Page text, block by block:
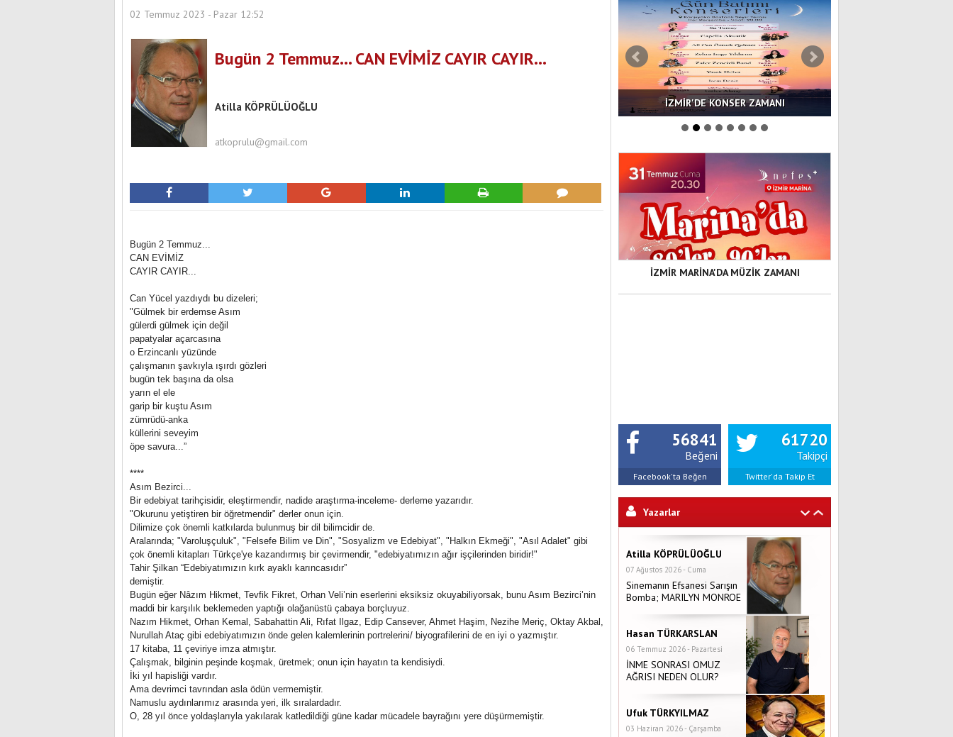
02 Temmuz 2023 - Pazar 12:52
Bugün 2 Temmuz... CAN EVİMİZ CAYIR CAYIR...
Atilla KÖPRÜLÜOĞLU
atkoprulu@gmail.com
Bugün 2 Temmuz...
CAN EVİMİZ
CAYIR CAYIR...
Can Yücel yazdıydı bu dizeleri;
"Gülmek bir erdemse Asım
gülerdi gülmek için değil
papatyalar açarcasına
o Erzincanlı yüzünde
çalışmanın şavkıyla ışırdı gözleri
bugün tek başına da olsa
yarın el ele
garip bir kuştu Asım
zümrüdü-anka
küllerini seveyim
öpe savura...”
****
Asım Bezirci...
Bir edebiyat tarihçisidir, eleştirmendir, nadide araştırma-inceleme- derleme yazarıdır.
"Okurunu yetiştiren bir öğretmendir" derler onun için.
Dilimize çok önemli katkılarda bulunmuş bir dil bilimcidir de.
Aralarında; "Varoluşçuluk", "Felsefe Bilim ve Din", "Sosyalizm ve Edebiyat", "Halkın Ekmeği", "Asıl Adalet" gibi
çok önemli kitapları Türkçe'ye kazandırmış bir çevirmendir, "edebiyatımızın ağır işçilerinden biridir!"
Tahir Şilkan “Edebiyatımızın kırk ayaklı karıncasıdır”
demiştir.
Bugün eğer Nâzım Hikmet, Tevfik Fikret, Orhan Veli’nin eserlerini eksiksiz okuyabiliyorsak, bunu Asım Bezirci’nin
maddi bir karşılık beklemeden yaptığı olağanüstü çabaya borçluyuz.
Nazım Hikmet, Orhan Kemal, Sabahattin Ali, Rıfat Ilgaz, Edip Cansever, Ahmet Haşim, Nezihe Meriç, Oktay Akbal,
Nurullah Ataç gibi edebiyatımızın önde gelen kalemlerinin portrelerini/ biyografilerini de en iyi o yazmıştır.
17 kitaba, 11 çeviriye imza atmıştır.
Çalışmak, bilginin peşinde koşmak, üretmek; onun için hayatın ta kendisiydi.
İki yıl hapisliği vardır.
Ama devrimci tavrından asla ödün vermemiştir.
Namuslu aydınlarımız arasında yeri, ilk sıralardadır.
O, 28 yıl önce yoldaşlarıyla yakılarak katledildiği güne kadar mücadele bayrağını yere düşürmemiştir.
İZMİR'DE BAHARIN ADI 'SANAT' İZMİR'DE KONSER ZAMANI
İZMİR MARİNA'DA MÜZİK ZAMANI
56841
Beğeni
Facebook'ta Beğen
61720
Takipçi
Twitter'da Takip Et
Yazarlar
Atilla KÖPRÜLÜOĞLU
07 Ağustos 2026 - Cuma
Sinemanın Efsanesi Sarışın
Bomba; MARILYN MONROE
Hasan TÜRKARSLAN
06 Temmuz 2026 - Pazartesi
İNME SONRASI OMUZ
AĞRISI NEDEN OLUR?
Ufuk TÜRKYILMAZ
03 Haziran 2026 - Çarşamba